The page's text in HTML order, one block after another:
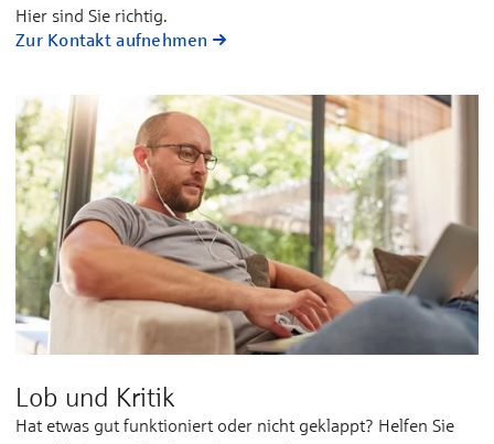
Hier sind Sie rich­tig.
Zur Kontakt aufnehmen
Lob und Kritik
Hat et­was gut funk­tio­niert oder nicht ge­klappt? Hel­fen Sie